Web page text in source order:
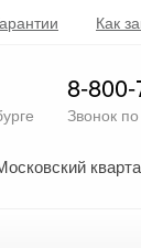
Как
8-
Звонок